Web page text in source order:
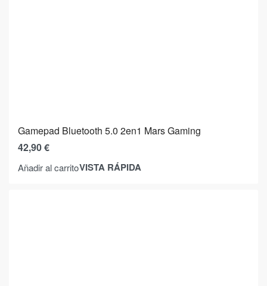
Gamepad Bluetooth 5.0 2en1 Mars Gaming
42,90€
Añadir al carritoVISTA RÁPIDA